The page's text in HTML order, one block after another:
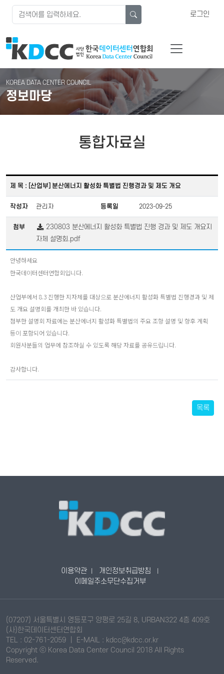
로그인
KOREA DATA CENTER COUNCIL
정보마당
통합자료실
제 목 : [산업부] 분산에너지 활성화 특별법 진행경과 및 제도 개요
작성자 관리자 등록일 2023-09-25
첨부
230803 분산에너지 활성화 특별법 진행 경과 및 제도 개요지
자체 설명회.pdf
안녕하세요
한국데이터센터연합회입니다.
산업부에서 8.3 진행한 지자체를 대상으로 분산에너지 활성화 특별법 진행경과 및 제
도 개요 설명회를 개최한 바 있습니다.
첨부한 설명회 자료에는 분산에너지 활성화 특별법의 주요 조항 설명 및 향후 계획
등이 포함되어 있습니다.
회원사분들의 업무에 참조하실 수 있도록 해당 자료를 공유드립니다.
감사합니다.
목록
이용약관 개인정보취급방침
이메일주소무단수집거부
(07207) 서울특별시 영등포구 양평로 25길 8, URBAN322 4층 409호
(사)한국데이터센터연합회
TEL : 02-761-2059 ｜ E-MAIL : kdcc@kdcc.or.kr
Copyright ⓒ Korea Data Center Council 2018 All Rights
Reserved.